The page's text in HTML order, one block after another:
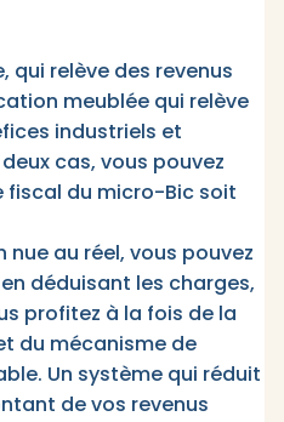
qui relève des revenus
meublée qui relève
industriels et
cas, vous pouvez
fiscal du micro-Bic soit
nue au réel, vous pouvez
déduisant les charges,
profitez à la fois de la
du mécanisme de
Un système qui réduit
de vos revenus